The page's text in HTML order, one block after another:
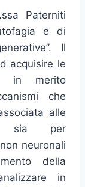
Paterniti
e di
Il
acquisire le
in merito
che
alle
sia per
neuronali
della
in